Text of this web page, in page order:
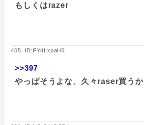
もしくはrazer
405: ID:FYdLxoaH0
>>397
やっぱそうよな、久々raser買うか